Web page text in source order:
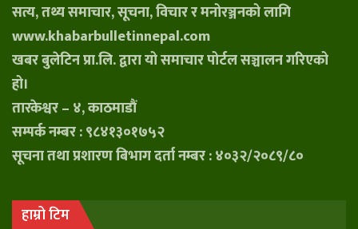
सत्य, तथ्य समाचार, सूचना, विचार र मनोरञ्जनको लागि
www.khabarbulletinnepal.com
खबर बुलेटिन प्रा.लि. द्वारा यो समाचार पोर्टल सञ्चालन गरिएको
हो।
तारकेश्वर – ४, काठमाडौं
सम्पर्क नम्बर : ९८४१३०१७५२
सूचना तथा प्रशारण बिभाग दर्ता नम्बर : ४०३२/२०८९/८०
हाम्रो टिम